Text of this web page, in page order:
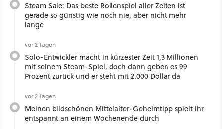
Steam Sale: Das beste Rollenspiel aller Zeiten ist
gerade so günstig wie noch nie, aber nicht mehr
lange
vor 2 Tagen
Solo-Entwickler macht in kürzester Zeit 1,3 Millionen
mit seinem Steam-Spiel, doch dann geben es 99
Prozent zurück und er steht mit 2.000 Dollar da
vor 2 Tagen
Meinen bildschönen Mittelalter-Geheimtipp spielt ihr
entspannt an einem Wochenende durch